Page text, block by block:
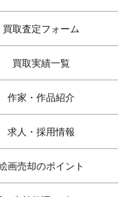
買取査定フォーム
買取実績一覧
作家・作品紹介
求人・採用情報
画売却のポイント